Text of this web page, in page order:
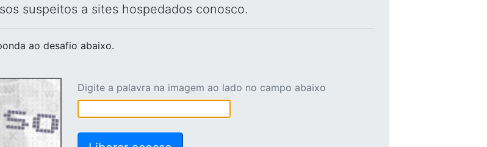
suspeitos a sites hospedados conosco.
ao desafio abaixo.
Digite a palavra na imagem ao lado no campo abaixo